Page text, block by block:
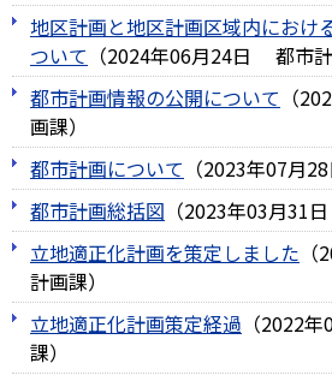
地区計画と地区計画区域内におけ
ついて （2024年06月24日 都市
都市計画情報の公開について （
画課）
都市計画について （2023年07月28
都市計画総括図 （2023年03月31日
立地適正化計画を策定しました （
計画課）
立地適正化計画策定経過 （2022年
課）